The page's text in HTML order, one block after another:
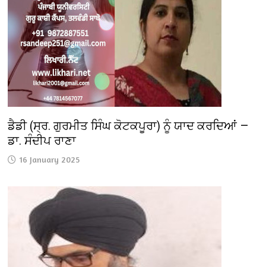
ਡੈਡੀ (ਸ੍ਰ. ਗੁਰਮੀਤ ਸਿੰਘ ਕੋਟਕਪੂਰਾ) ਨੂੰ ਯਾਦ ਕਰਦਿਆਂ —
ਡਾ. ਸੰਦੀਪ ਰਾਣਾ
16 January 2025